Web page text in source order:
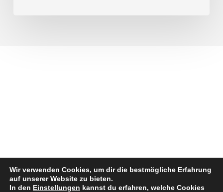
Wir verwenden Cookies, um dir die bestmögliche Erfahrung
auf unserer Website zu bieten.
In den Einstellungen kannst du erfahren, welche Cookies